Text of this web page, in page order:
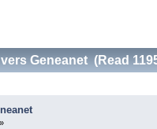
Geneanet (Read